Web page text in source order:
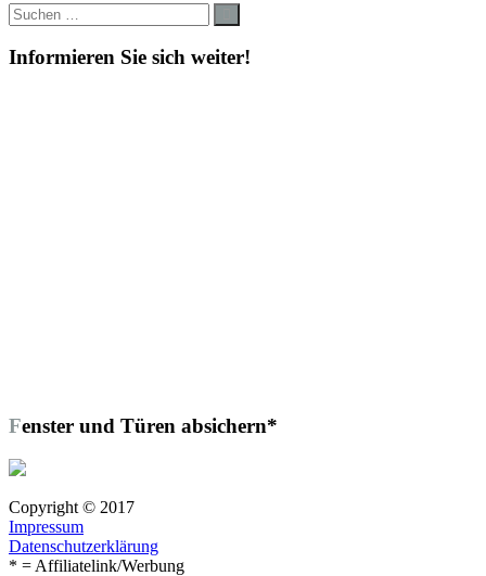
Suche
nach:
Informieren Sie sich weiter!
Fenster und Türen absichern*
Copyright © 2017
Impressum
Datenschutzerklärung
* = Affiliatelink/Werbung